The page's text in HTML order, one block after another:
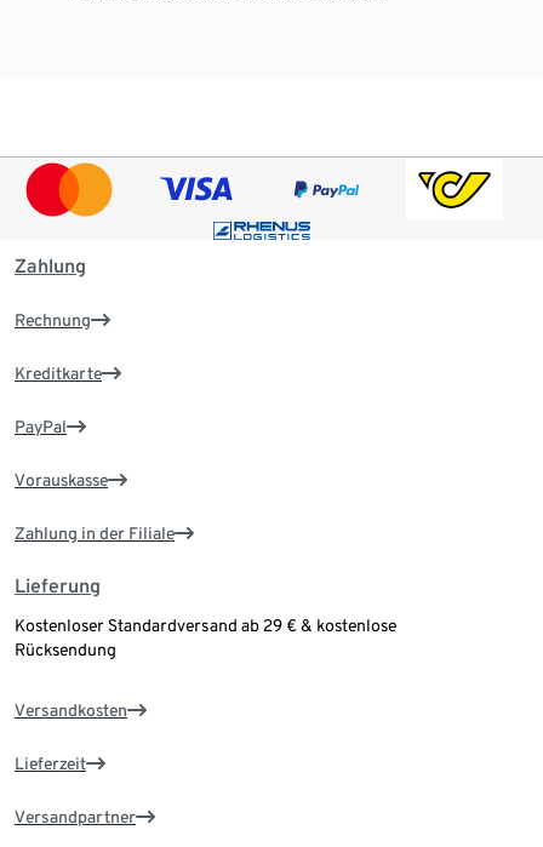
Zahlung
Rechnung
Kreditkarte
PayPal
Vorauskasse
Zahlung in der Filiale
Lieferung
Kostenloser Standardversand ab 29 € & kostenlose
Rücksendung
Versandkosten
Lieferzeit
Versandpartner